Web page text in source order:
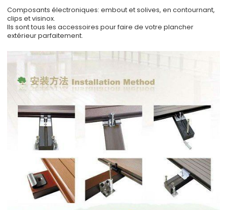
Composants électroniques: embout et solives, en contournant,
clips et visinox.
Ils sont tous les accessoires pour faire de votre plancher
extérieur parfaitement.